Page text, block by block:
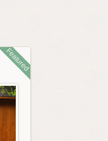
Featured